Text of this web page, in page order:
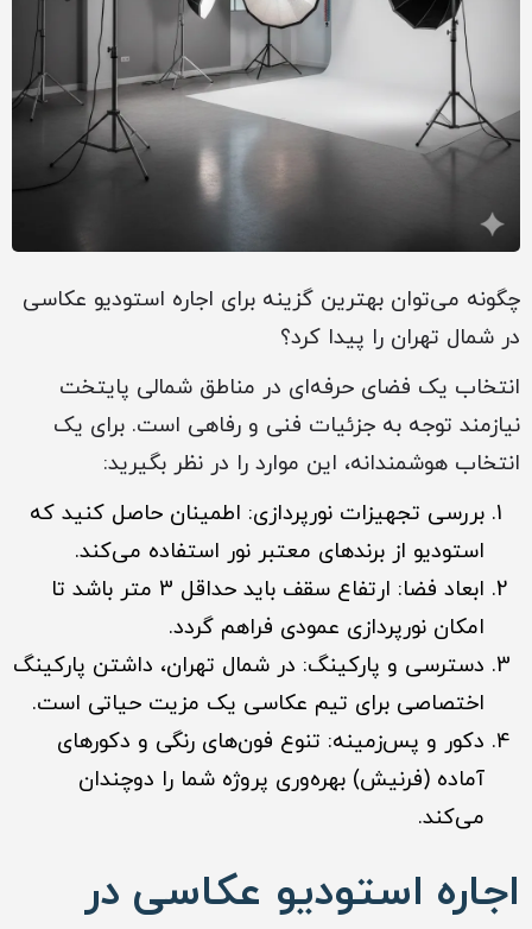
چگونه می‌توان بهترین گزینه برای اجاره استودیو عکاسی
در شمال تهران را پیدا کرد؟
انتخاب یک فضای حرفه‌ای در مناطق شمالی پایتخت
نیازمند توجه به جزئیات فنی و رفاهی است. برای یک
انتخاب هوشمندانه، این موارد را در نظر بگیرید:
بررسی تجهیزات نورپردازی: اطمینان حاصل کنید که
استودیو از برندهای معتبر نور استفاده می‌کند.
ابعاد فضا: ارتفاع سقف باید حداقل 3 متر باشد تا
امکان نورپردازی عمودی فراهم گردد.
دسترسی و پارکینگ: در شمال تهران، داشتن پارکینگ
اختصاصی برای تیم عکاسی یک مزیت حیاتی است.
دکور و پس‌زمینه: تنوع فون‌های رنگی و دکورهای
آماده (فرنیش) بهره‌وری پروژه شما را دوچندان
می‌کند.
اجاره استودیو عکاسی در